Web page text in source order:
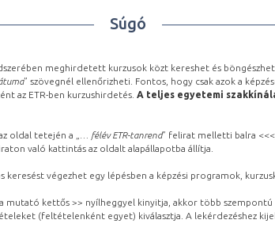
Súgó
meghirdetett kurzusok közt kereshet és
” szövegnél ellenőrizheti. Fontos, hogy csak azok a
az ETR-ben kurzushirdetés. A teljes egyetemi
oldal tetején a „ … félév ETR-tanrend” felirat melletti balra
való kattintás az oldalt alapállapotba állítja.
keresést végezhet egy lépésben a képzési programok,
mutató kettős >> nyílheggyel kinyitja, akkor több
(feltételenként egyet) kiválasztja. A lekérdezéshez